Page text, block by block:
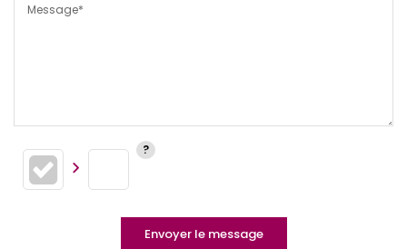
Message*
Envoyer le message